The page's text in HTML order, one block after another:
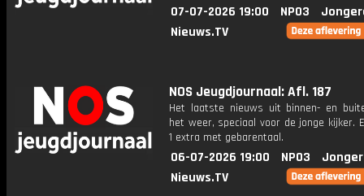
07-07-2026 19:00 NPO3
Nieuws.TV
NOS Jeugdjournaal: Afl. 187
Het laatste nieuws uit binnen- en
het weer, speciaal voor de jonge kijker.
1 extra met gebarentaal.
06-07-2026 19:00 NPO3
Nieuws.TV